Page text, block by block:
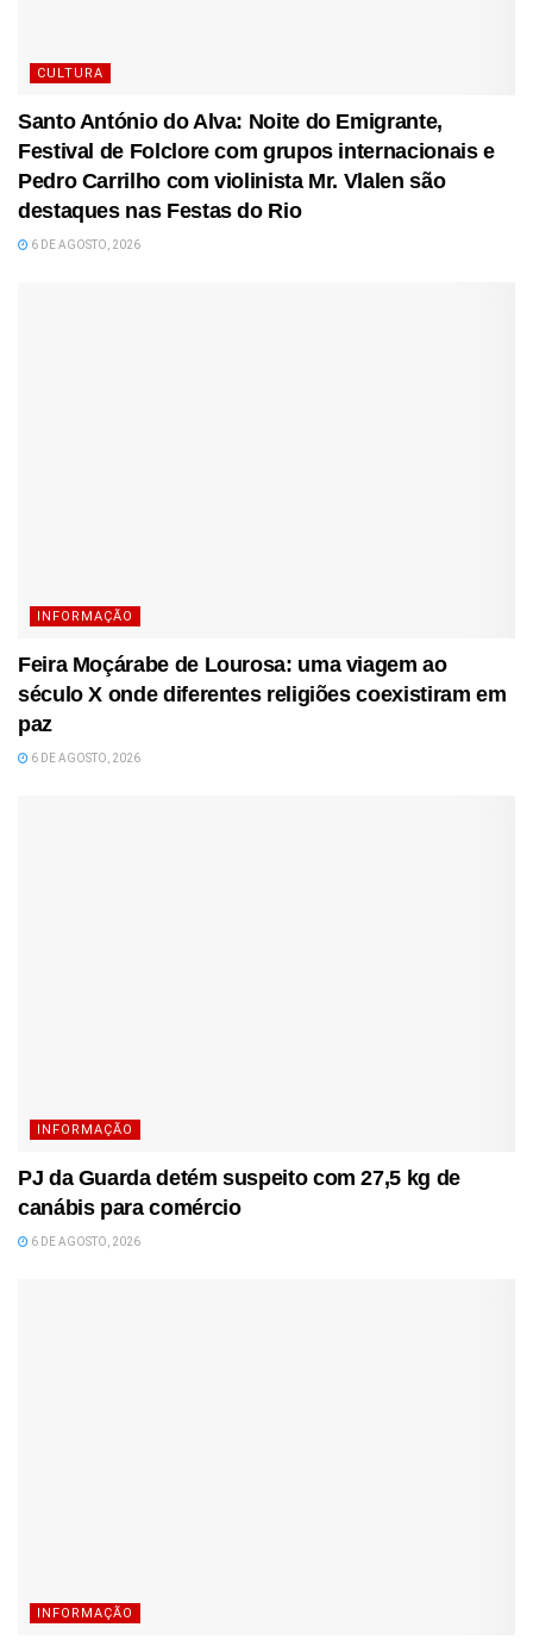
CULTURA
Santo António do Alva: Noite do Emigrante,
Festival de Folclore com grupos internacionais e
Pedro Carrilho com violinista Mr. Vlalen são
destaques nas Festas do Rio
6 DE AGOSTO, 2026
INFORMAÇÃO
Feira Moçárabe de Lourosa: uma viagem ao
século X onde diferentes religiões coexistiram em
paz
6 DE AGOSTO, 2026
INFORMAÇÃO
PJ da Guarda detém suspeito com 27,5 kg de
canábis para comércio
6 DE AGOSTO, 2026
INFORMAÇÃO